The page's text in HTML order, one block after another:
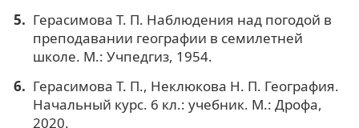
Герасимова Т. П. Наблюдения над погодой в
преподавании географии в семилетней
школе. М.: Учпедгиз, 1954.
Герасимова Т. П., Неклюкова Н. П. География.
Начальный курс. 6 кл.: учебник. М.: Дрофа,
2020.